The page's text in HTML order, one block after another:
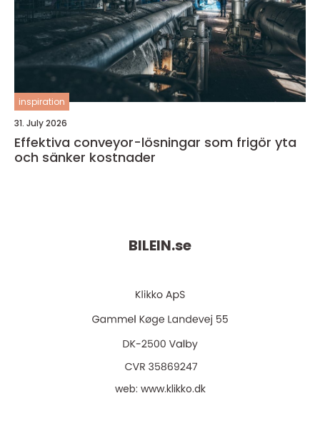
inspiration
31. July 2026
Effektiva conveyor-lösningar som frigör yta
och sänker kostnader
BILEIN.se
web: www.klikko.dk